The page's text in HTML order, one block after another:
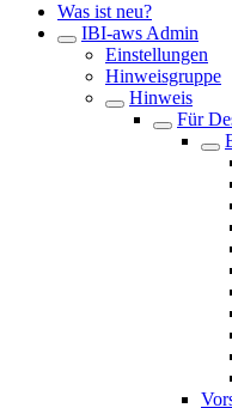
Was ist neu?
IBI-aws Admin
Einstellungen
Hinweisgruppe
Hinweis
Für